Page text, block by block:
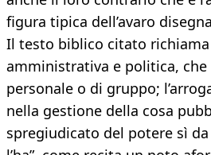
figura tipica dell’avaro
Il testo biblico citato
amministrativa e politica, che
personale o di gruppo;
nella gestione della cosa
spregiudicato del potere sì